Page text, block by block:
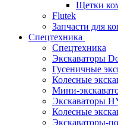
Щетки
Flutek
Запчасти для
Спецтехника
Спецтехника
Экскаваторы
Гусеничные
Колесные
Мини-
Экскаваторы
Колесные
Экскаваторы-